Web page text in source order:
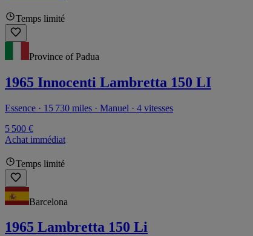
Temps limité
Province of Padua
1965 Innocenti Lambretta 150 LI
Essence · 15 730 miles · Manuel · 4 vitesses
5 500 €
Achat immédiat
Temps limité
Barcelona
1965 Lambretta 150 Li